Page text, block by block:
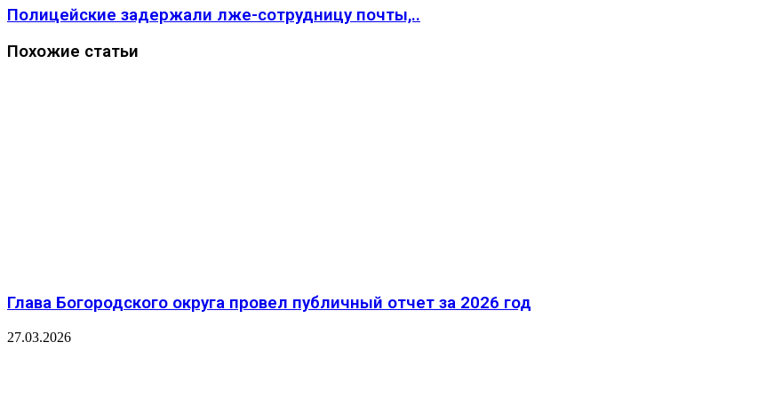
почту
Полицейские задержали лже-сотрудницу почты,..
Похожие статьи
Глава Богородского округа провел публичный отчет за 2026 год
27.03.2026